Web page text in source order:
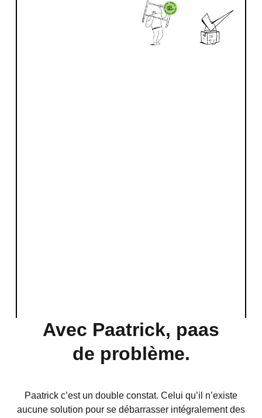
Avec Paatrick, paas
de problème.
Paatrick c’est un double constat. Celui qu’il n’existe
aucune solution pour se débarrasser intégralement des